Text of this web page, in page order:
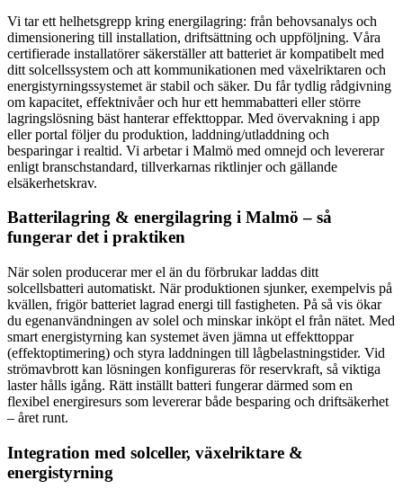
Vi tar ett helhetsgrepp kring energilagring: från behovsanalys och
dimensionering till installation, driftsättning och uppföljning. Våra
certifierade installatörer säkerställer att batteriet är kompatibelt med
ditt solcellssystem och att kommunikationen med växelriktaren och
energistyrningssystemet är stabil och säker. Du får tydlig rådgivning
om kapacitet, effektnivåer och hur ett hemmabatteri eller större
lagringslösning bäst hanterar effekttoppar. Med övervakning i app
eller portal följer du produktion, laddning/utladdning och
besparingar i realtid. Vi arbetar i Malmö med omnejd och levererar
enligt branschstandard, tillverkarnas riktlinjer och gällande
elsäkerhetskrav.
Batterilagring & energilagring i Malmö – så
fungerar det i praktiken
När solen producerar mer el än du förbrukar laddas ditt
solcellsbatteri automatiskt. När produktionen sjunker, exempelvis på
kvällen, frigör batteriet lagrad energi till fastigheten. På så vis ökar
du egenanvändningen av solel och minskar inköpt el från nätet. Med
smart energistyrning kan systemet även jämna ut effekttoppar
(effektoptimering) och styra laddningen till lågbelastningstider. Vid
strömavbrott kan lösningen konfigureras för reservkraft, så viktiga
laster hålls igång. Rätt inställt batteri fungerar därmed som en
flexibel energiresurs som levererar både besparing och driftsäkerhet
– året runt.
Integration med solceller, växelriktare &
energistyrning